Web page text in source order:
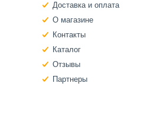
Доставка и оплата
О магазине
Контакты
Каталог
Отзывы
Партнеры